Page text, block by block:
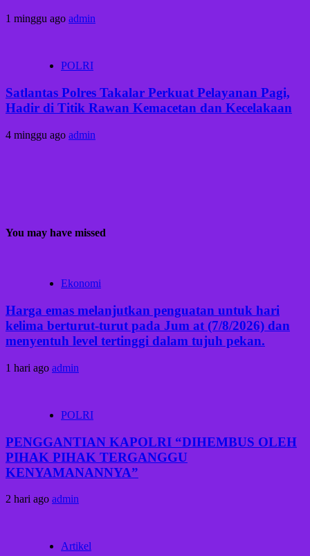
1 minggu ago admin
POLRI
Satlantas Polres Takalar Perkuat Pelayanan Pagi,
Hadir di Titik Rawan Kemacetan dan Kecelakaan
4 minggu ago admin
You may have missed
Ekonomi
Harga emas melanjutkan penguatan untuk hari
kelima berturut-turut pada Jum at (7/8/2026) dan
menyentuh level tertinggi dalam tujuh pekan.
1 hari ago admin
POLRI
PENGGANTIAN KAPOLRI “DIHEMBUS OLEH
PIHAK PIHAK TERGANGGU
KENYAMANANNYA”
2 hari ago admin
Artikel